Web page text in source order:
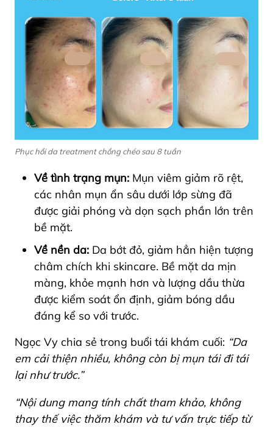
Phục hồi da treatment chồng chéo sau 8 tuần
Về tình trạng mụn: Mụn viêm giảm rõ rệt,
các nhân mụn ẩn sâu dưới lớp sừng đã
được giải phóng và dọn sạch phần lớn trên
bề mặt.
Về nền da: Da bớt đỏ, giảm hẳn hiện tượng
châm chích khi skincare. Bề mặt da mịn
màng, khỏe mạnh hơn và lượng dầu thừa
được kiểm soát ổn định, giảm bóng dầu
đáng kể so với trước.
Ngọc Vy chia sẻ trong buổi tái khám cuối: “Da
em cải thiện nhiều, không còn bị mụn tái đi tái
lại như trước.”
“Nội dung mang tính chất tham khảo, không
thay thế việc thăm khám và tư vấn trực tiếp từ